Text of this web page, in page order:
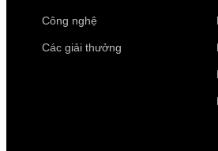
Công nghệ
Các giải thưởng
Điện thoại di động*